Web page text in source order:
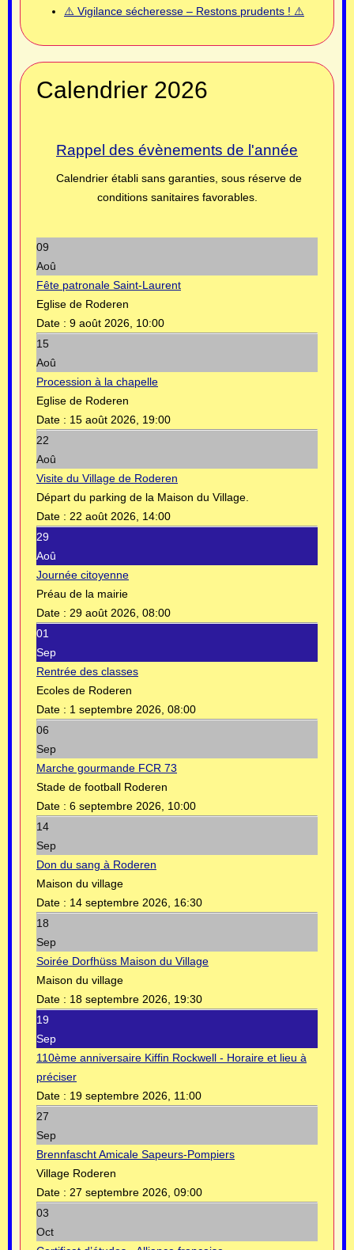
⚠️ Vigilance sécheresse – Restons prudents ! ⚠️
Calendrier 2026
Rappel des évènements de l'année
Calendrier établi sans garanties, sous réserve de
conditions sanitaires favorables.
09
Aoû
Fête patronale Saint-Laurent
Eglise de Roderen
Date : 9 août 2026, 10:00
15
Aoû
Procession à la chapelle
Eglise de Roderen
Date : 15 août 2026, 19:00
22
Aoû
Visite du Village de Roderen
Départ du parking de la Maison du Village.
Date : 22 août 2026, 14:00
29
Aoû
Journée citoyenne
Préau de la mairie
Date : 29 août 2026, 08:00
01
Sep
Rentrée des classes
Ecoles de Roderen
Date : 1 septembre 2026, 08:00
06
Sep
Marche gourmande FCR 73
Stade de football Roderen
Date : 6 septembre 2026, 10:00
14
Sep
Don du sang à Roderen
Maison du village
Date : 14 septembre 2026, 16:30
18
Sep
Soirée Dorfhüss Maison du Village
Maison du village
Date : 18 septembre 2026, 19:30
19
Sep
110ème anniversaire Kiffin Rockwell - Horaire et lieu à
préciser
Date : 19 septembre 2026, 11:00
27
Sep
Brennfascht Amicale Sapeurs-Pompiers
Village Roderen
Date : 27 septembre 2026, 09:00
03
Oct